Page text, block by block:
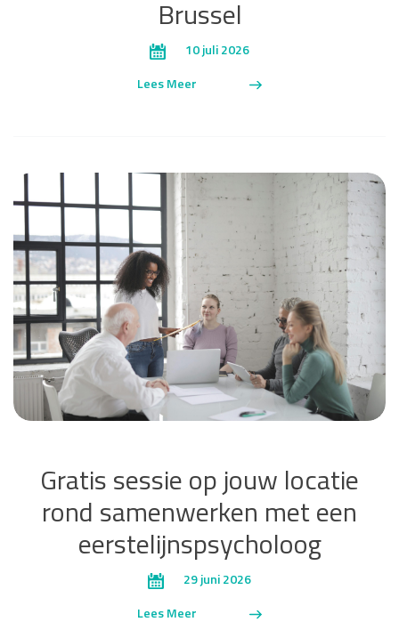
Brussel
10 juli 2026
Lees Meer
Gratis sessie op jouw locatie
rond samenwerken met een
eerstelijnspsycholoog
29 juni 2026
Lees Meer